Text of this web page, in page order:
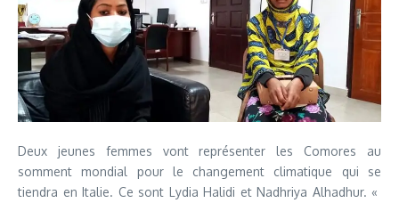
Deux jeunes femmes vont représenter les Comores au
somment mondial pour le changement climatique qui se
tiendra en Italie. Ce sont Lydia Halidi et Nadhriya Alhadhur. «